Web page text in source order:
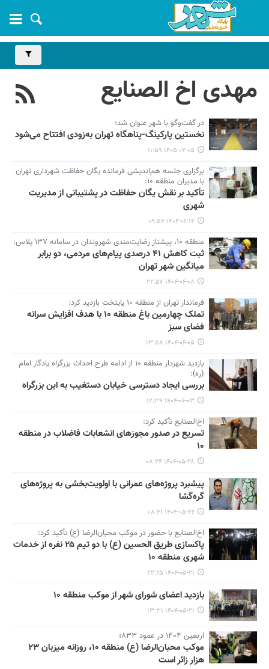
مهدی اخ الصنایع
در گفت‌وگو با شهر عنوان شد؛
نخستین پارکینگ-پناهگاه تهران به‌زودی افتتاح می‌شود
۱۴۰۵-۰۲-۰۵ ۱۱:۵۹
برگزاری جلسه هم‌اندیشی فرمانده یگان حفاظت شهرداری تهران
با مدیران منطقه ۱۰:
تأکید بر نقش یگان حفاظت در پشتیبانی از مدیریت
شهری
۱۴۰۴-۰۶-۱۲ ۰۹:۵۴
منطقه ۱۰، پیشتاز رضایت‌مندی شهروندان در سامانه ۱۳۷ پلاس:
ثبت کاهش ۴۱ درصدی پیام‌های مردمی، دو برابر
میانگین شهر تهران
۱۴۰۴-۰۶-۰۸ ۲۲:۵۷
فرماندار تهران از منطقه ۱۰ پایتخت بازدید کرد:
تملک چهارمین باغ منطقه ۱۰ با هدف افزایش سرانه
فضای سبز
۱۴۰۴-۰۶-۰۵ ۱۳:۵۸
بازدید شهردار منطقه ۱۰ از ادامه طرح احداث بزرگراه یادگار امام
(ره):
بررسی ایجاد دسترسی خیابان دستغیب به این بزرگراه
۱۴۰۴-۰۶-۰۳ ۱۲:۳۹
اخ‌الصنایع تأکید کرد:
تسریع در صدور مجوزهای انشعابات فاضلاب در منطقه
۱۰
۱۴۰۴-۰۵-۲۸ ۰۸:۲۴
پیشبرد پروژه‌های عمرانی با اولویت‌بخشی به پروژه‌های
گره‌گشا
۱۴۰۴-۰۵-۲۶ ۰۸:۴۱
اخ‌الصنایع با حضور در موکب محبان‌الرضا (ع) تأکید کرد:
پاکسازی طریق الحسین (ع) با دو تیم ۲۵ نفره از خدمات
شهری منطقه ۱۰
۱۴۰۴-۰۵-۲۱ ۲۲:۲۵
بازدید اعضای شورای شهر از موکب منطقه ۱۰
۱۴۰۴-۰۵-۲۱ ۱۳:۳۱
اربعین ۱۴۰۴ در عمود ۸۳۳؛
موکب محبان‌الرضا (ع) منطقه ۱۰، روزانه میزبان ۲۳
هزار زائر است